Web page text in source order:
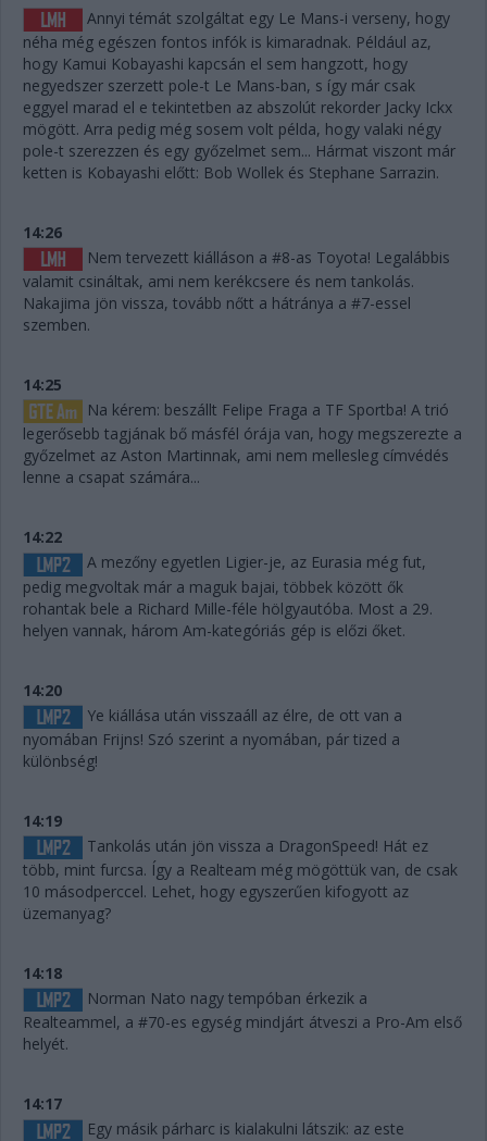
Annyi témát szolgáltat egy Le Mans-i verseny, hogy
néha még egészen fontos infók is kimaradnak. Például az,
hogy Kamui Kobayashi kapcsán el sem hangzott, hogy
negyedszer szerzett pole-t Le Mans-ban, s így már csak
eggyel marad el e tekintetben az abszolút rekorder Jacky Ickx
mögött. Arra pedig még sosem volt példa, hogy valaki négy
pole-t szerezzen és egy győzelmet sem... Hármat viszont már
ketten is Kobayashi előtt: Bob Wollek és Stephane Sarrazin.
14:26
Nem tervezett kiálláson a #8-as Toyota! Legalábbis
valamit csináltak, ami nem kerékcsere és nem tankolás.
Nakajima jön vissza, tovább nőtt a hátránya a #7-essel
szemben.
14:25
Na kérem: beszállt Felipe Fraga a TF Sportba! A trió
legerősebb tagjának bő másfél órája van, hogy megszerezte a
győzelmet az Aston Martinnak, ami nem mellesleg címvédés
lenne a csapat számára...
14:22
A mezőny egyetlen Ligier-je, az Eurasia még fut,
pedig megvoltak már a maguk bajai, többek között ők
rohantak bele a Richard Mille-féle hölgyautóba. Most a 29.
helyen vannak, három Am-kategóriás gép is előzi őket.
14:20
Ye kiállása után visszaáll az élre, de ott van a
nyomában Frijns! Szó szerint a nyomában, pár tized a
különbség!
14:19
Tankolás után jön vissza a DragonSpeed! Hát ez
több, mint furcsa. Így a Realteam még mögöttük van, de csak
10 másodperccel. Lehet, hogy egyszerűen kifogyott az
üzemanyag?
14:18
Norman Nato nagy tempóban érkezik a
Realteammel, a #70-es egység mindjárt átveszi a Pro-Am első
helyét.
14:17
Egy másik párharc is kialakulni látszik: az este